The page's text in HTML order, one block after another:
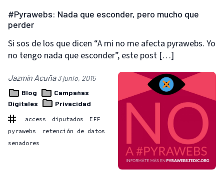
#Pyrawebs: Nada que esconder, pero mucho que
perder
Si sos de los que dicen “A mi no me afecta pyrawebs. Yo
no tengo nada que esconder”, este post […]
Jazmín Acuña3 junio, 2015
Blog
Campañas
Digitales
Privacidad
access diputados
EFF
pyrawebs
retención de datos
senadores